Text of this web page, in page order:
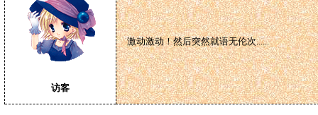
访客
激动激动！然后突然就语无伦次......